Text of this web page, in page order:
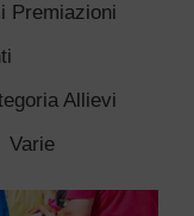
Premiazioni
Allievi
Varie